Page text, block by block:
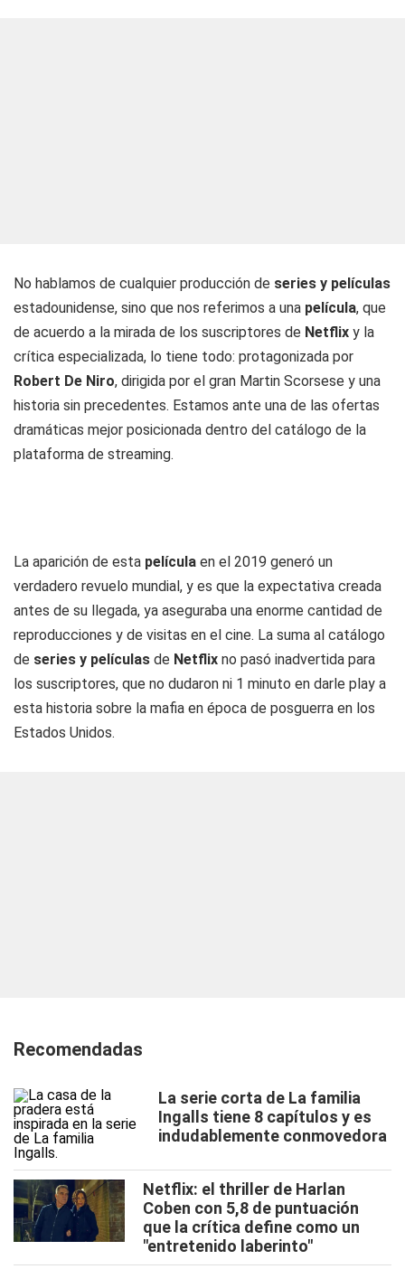
No hablamos de cualquier producción de series y películas
estadounidense, sino que nos referimos a una película, que
de acuerdo a la mirada de los suscriptores de Netflix y la
crítica especializada, lo tiene todo: protagonizada por
Robert De Niro, dirigida por el gran Martin Scorsese y una
historia sin precedentes. Estamos ante una de las ofertas
dramáticas mejor posicionada dentro del catálogo de la
plataforma de streaming.
La aparición de esta película en el 2019 generó un
verdadero revuelo mundial, y es que la expectativa creada
antes de su llegada, ya aseguraba una enorme cantidad de
reproducciones y de visitas en el cine. La suma al catálogo
de series y películas de Netflix no pasó inadvertida para
los suscriptores, que no dudaron ni 1 minuto en darle play a
esta historia sobre la mafia en época de posguerra en los
Estados Unidos.
Recomendadas
La serie corta de La familia
Ingalls tiene 8 capítulos y es
indudablemente conmovedora
Netflix: el thriller de Harlan
Coben con 5,8 de puntuación
que la crítica define como un
"entretenido laberinto"